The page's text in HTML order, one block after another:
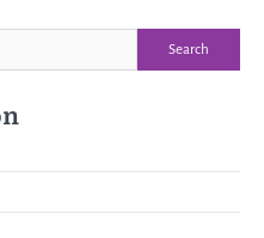
Search